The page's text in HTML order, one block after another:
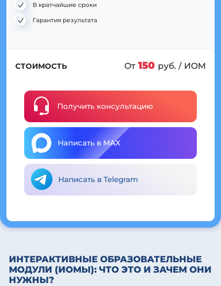
В кратчайшие сроки
Гарантия результата
СТОИМОСТЬ От 150 руб. / ИОМ
Получить консультацию
Написать в MAX
Написать в Telegram
ИНТЕРАКТИВНЫЕ ОБРАЗОВАТЕЛЬНЫЕ
МОДУЛИ (ИОМЫ): ЧТО ЭТО И ЗАЧЕМ ОНИ
НУЖНЫ?